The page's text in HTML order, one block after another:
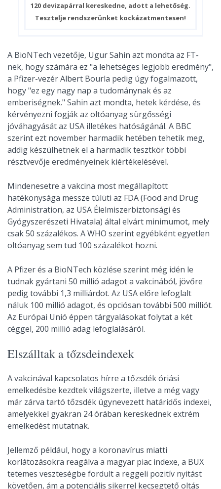
120 devizapárral kereskedne, adott a lehetőség.
Tesztelje rendszerünket kockázatmentesen!
A BioNTech vezetője, Ugur Sahin azt mondta az FT-
nek, hogy számára ez "a lehetséges legjobb eredmény",
a Pfizer-vezér Albert Bourla pedig úgy fogalmazott,
hogy "ez egy nagy nap a tudománynak és az
emberiségnek." Sahin azt mondta, hetek kérdése, és
kérvényezni fogják az oltóanyag sürgősségi
jóváhagyását az USA illetékes hatóságánál. A BBC
szerint ezt november harmadik hetében tehetik meg,
addig készülhetnek el a harmadik tesztkör többi
résztvevője eredményeinek kiértékelésével.
Mindenesetre a vakcina most megállapított
hatékonysága messze túlüti az FDA (Food and Drug
Administration, az USA Élelmiszerbiztonsági és
Gyógyszerészeti Hivatala) által elvárt minimumot, mely
csak 50 százalékos. A WHO szerint egyébként egyetlen
oltóanyag sem tud 100 százalékot hozni.
A Pfizer és a BioNTech közlése szerint még idén le
tudnak gyártani 50 millió adagot a vakcinából, jövőre
pedig további 1,3 milliárdot. Az USA előre lefoglalt
náluk 100 millió adagot, és opciósan további 500 milliót.
Az Európai Unió éppen tárgyalásokat folytat a két
céggel, 200 millió adag lefoglalásáról.
Elszálltak a tőzsdeindexek
A vakcinával kapcsolatos hírre a tőzsdék óriási
emelkedésbe kezdtek világszerte, illetve a még vagy
már zárva tartó tőzsdék úgynevezett határidős indexei,
amelyekkel gyakran 24 órában kereskednek extrém
emelkedést mutatnak.
Jellemző például, hogy a koronavírus miatti
korlátozásokra reagálva a magyar piac indexe, a BUX
tetemes veszteségbe fordult a reggeli pozitív nyitást
követően, ám a potenciális sikerrel kecsegtető oltás